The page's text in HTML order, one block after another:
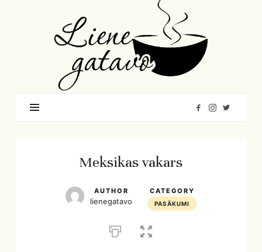
Gatavo
–
Mana
garšu
pasaule
Meksikas vakars
AUTHOR
lienegatavo
CATEGORY
PASĀKUMI